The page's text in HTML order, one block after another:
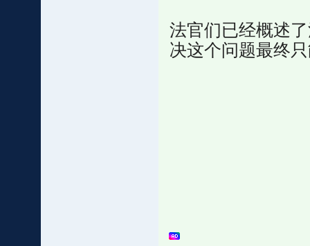
法官们已经概述
决这个问题最终